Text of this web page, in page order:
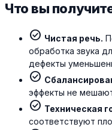
Что вы
check_circle Чистая речь.
обработка звука
дефекты
check_circle
эффекты не
check_circle Техническая
соответствуют